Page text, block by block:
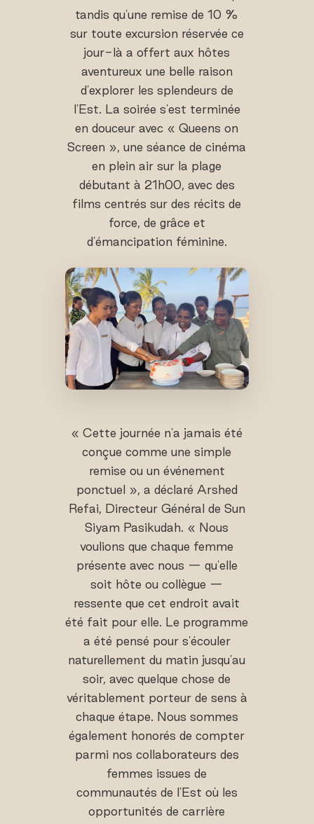
tandis qu'une remise de 10 %
sur toute excursion réservée ce
jour-là a offert aux hôtes
aventureux une belle raison
d'explorer les splendeurs de
l'Est. La soirée s'est terminée
en douceur avec « Queens on
Screen », une séance de cinéma
en plein air sur la plage
débutant à 21h00, avec des
films centrés sur des récits de
force, de grâce et
d'émancipation féminine.
« Cette journée n'a jamais été
conçue comme une simple
remise ou un événement
ponctuel », a déclaré Arshed
Refai, Directeur Général de Sun
Siyam Pasikudah. « Nous
voulions que chaque femme
présente avec nous — qu'elle
soit hôte ou collègue —
ressente que cet endroit avait
été fait pour elle. Le programme
a été pensé pour s'écouler
naturellement du matin jusqu'au
soir, avec quelque chose de
véritablement porteur de sens à
chaque étape. Nous sommes
également honorés de compter
parmi nos collaborateurs des
femmes issues de
communautés de l'Est où les
opportunités de carrière